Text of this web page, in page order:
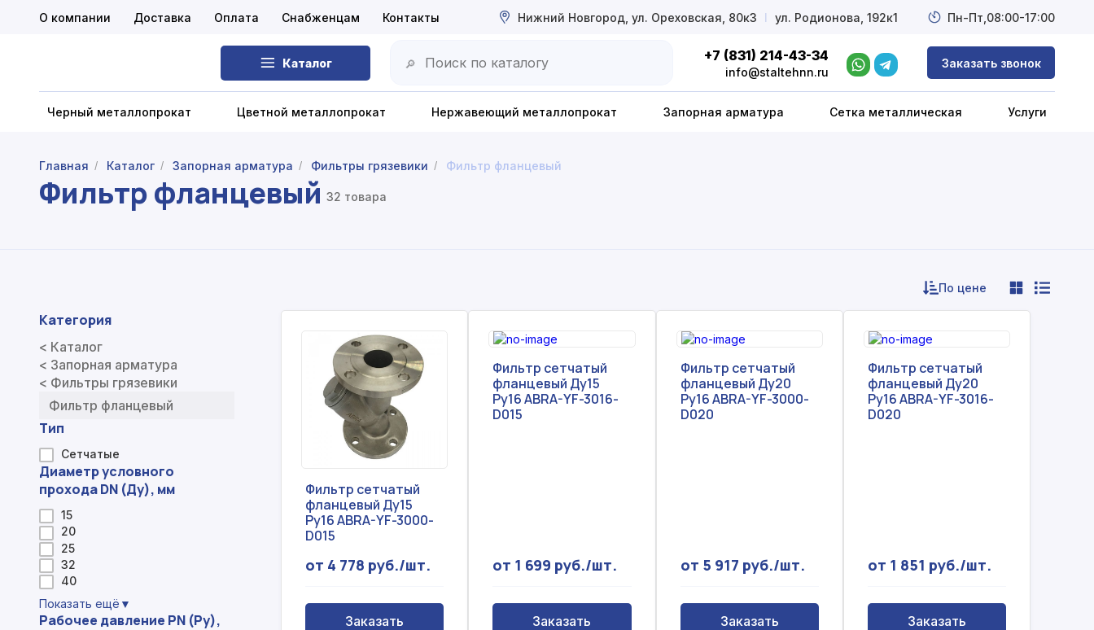
Каталог 🔎
+7 (831) 214-43-34
info@staltehnn.ru
Заказать звонок
Черный металлопрокат Цветной металлопрокат Нержавеющий металлопрокат Запорная арматура Сетка металлическая Услуги
О компании Доставка Оплата Снабженцам Контакты Нижний Новгород, ул. Ореховская, 80к3 l ул. Родионова, 192к1 Пн-Пт, 08:00-17:00
Черный металлопрокат
Профнастил
Поликарбонат
Композитная арматура
Сайдинг
Главная / Каталог / Запорная арматура / Фильтры грязевики / Фильтр фланцевый
Фильтр фланцевый 32 товара
Категория
< Каталог
< Запорная арматура
< Фильтры грязевики
Фильтр фланцевый
Тип
Сетчатые
Диаметр условного
прохода DN (Ду), мм
15
20
25
32
40
Показать ещё ▼
Рабочее давление PN (Ру),
По цене
Фильтр сетчатый
фланцевый Ду15
Ру16 ABRA-YF-3000-
D015
от 4 778 руб./шт.
Заказать
Фильтр сетчатый
фланцевый Ду15
Ру16 ABRA-YF-3016-
D015
от 1 699 руб./шт.
Заказать
Фильтр сетчатый
фланцевый Ду20
Ру16 ABRA-YF-3000-
D020
от 5 917 руб./шт.
Заказать
Фильтр сетчатый
фланцевый Ду20
Ру16 ABRA-YF-3016-
D020
от 1 851 руб./шт.
Заказать